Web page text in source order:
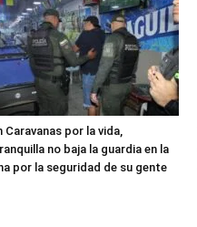
Caravanas por la vida,
no baja la guardia en la
por la seguridad de su gente